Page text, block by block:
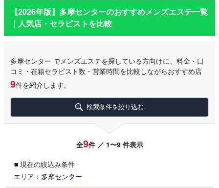
【2026年版】 多摩センターのおすすめメンズエステ一覧
｜人気店・セラピストを比較
多摩センター でメンズエステを探している方向けに、料金・口
コミ・在籍セラピスト数・営業時間を比較しながらおすすめ店
9件を紹介します。
検索条件を絞り込む
全9件 ／ 1〜9 件表示
▪ 現在の絞込み条件
エリア：多摩センター